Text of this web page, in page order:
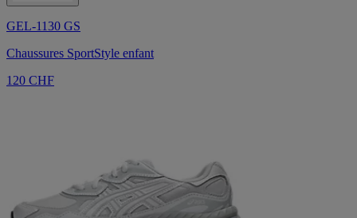
GEL-1130 GS
Chaussures SportStyle enfant
120 CHF